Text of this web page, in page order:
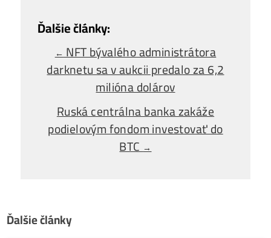
Alebo - pýtaj sa
Ozvi sa a naši odborníci Ti poradia
Opýtaj sa Nás
darknetu sa v aukcii predalo za 6,2